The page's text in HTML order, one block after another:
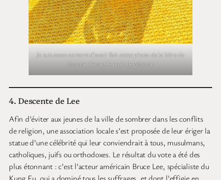
Je suis assez content d’avoir fait cette photo de la bière de
Mostar devant le pont de Mostar
4. Descente de Lee
Afin d’éviter aux jeunes de la ville de sombrer dans les conflits
de religion, une association locale s’est proposée de leur ériger la
statue d’une célébrité qui leur conviendrait à tous, musulmans,
catholiques, juifs ou orthodoxes. Le résultat du vote a été des
plus étonnant : c’est l’acteur américain Bruce Lee, spécialiste du